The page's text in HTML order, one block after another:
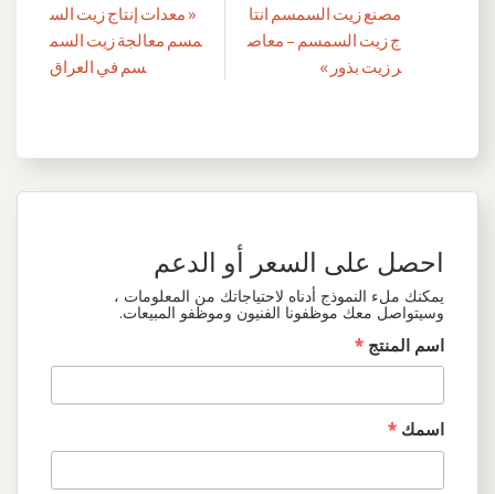
تصفّح
المقالات
« معدات إنتاج زيت الس
مسم معالجة زيت السم
سم في العراق
مصنع زيت السمسم انتا
ج زيت السمسم – معاص
ر زيت بذور »
احصل على السعر أو الدعم
يمكنك ملء النموذج أدناه لاحتياجاتك من المعلومات ،
وسيتواصل معك موظفونا الفنيون وموظفو المبيعات.
اسم المنتج *
اسمك *